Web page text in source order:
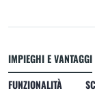
IMPIEGHI E VANTAGGI
FUNZIONALITÀ